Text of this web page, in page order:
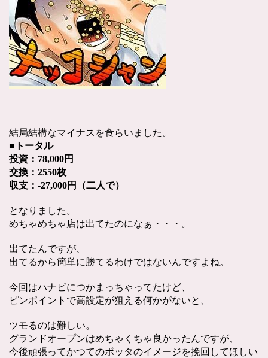
結局結構なマイナスを食らいました。
■トータル
投資：78,000円
交換：2550枚
収支：-27,000円（二人で）
となりました。
めちゃめちゃ店は出てたのになぁ・・・。
出てたんですが、
出てるから簡単に勝てるわけではないんですよね。
今回はハナビにつかまっちゃってたけど、
ピンポイントで高設定が狙える何かがないと、
ツモるのは難しい。
グランドオープンはめちゃくちゃ良かったんですが、
今後頑張ってかつてのボッタのイメージを挽回してほしい